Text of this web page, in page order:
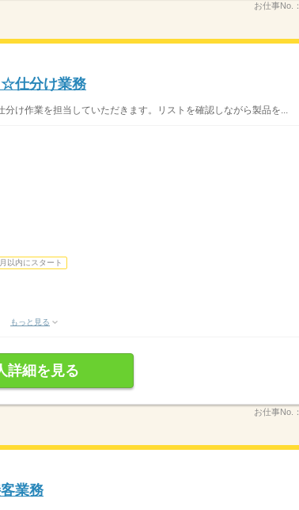
お仕事No.：
☆仕分け業務
け作業を担当していただきます。リストを確認しながら製品を...
以内にスタート
もっと見る
詳細を見る
お仕事No.：
業務